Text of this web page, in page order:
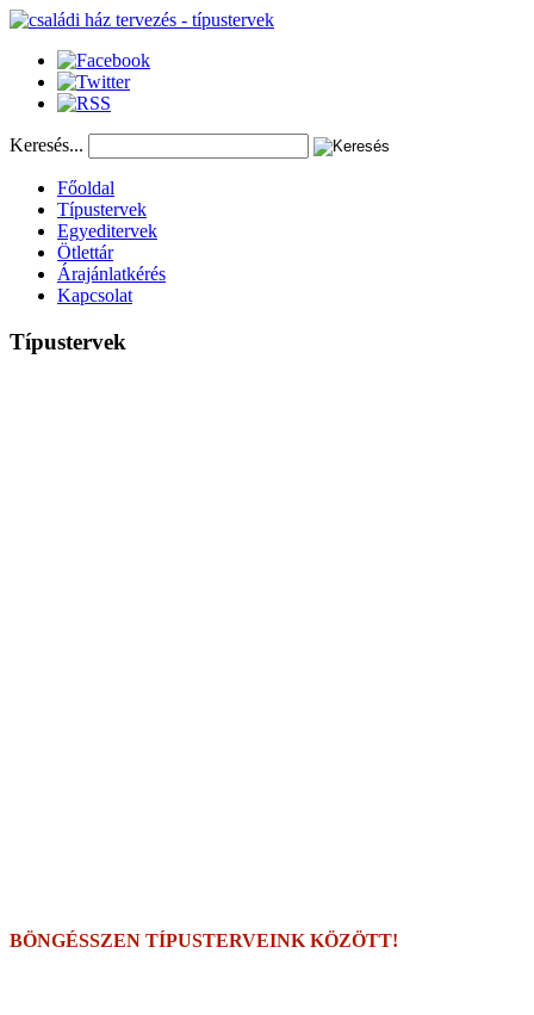
Keresés...
Főoldal
Típustervek
Egyeditervek
Ötlettár
Árajánlatkérés
Kapcsolat
Típustervek
BÖNGÉSSZEN TÍPUSTERVEINK KÖZÖTT!